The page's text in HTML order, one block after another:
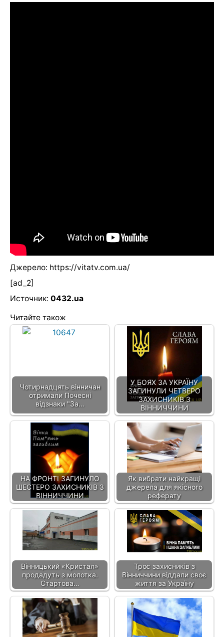
Джерело: https://vitatv.com.ua/
[ad_2]
Источник: 0432.ua
Читайте також
Чотирнадцять вінничан
отримали Почесні
відзнаки "За…
У БОЯХ ЗА УКРАЇНУ
ЗАГИНУЛИ ЧЕТВЕРО
ЗАХИСНИКІВ З
ВІННИЧЧИНИ
НА ФРОНТІ ЗАГИНУЛО
ШЕСТЕРО ЗАХИСНИКІВ З
ВІННИЧЧИНИ
Як вибрати найкращі
джерела для якісного
реферату
Вінницький «Кристал»
продадуть з молотка.
Стартова…
Троє захисників з
Вінниччини віддали своє
життя за Україну